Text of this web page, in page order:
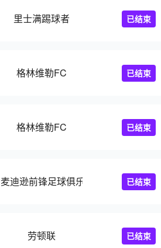
里士满踢球者 已结束
格林维勒FC 已结束
格林维勒FC 已结束
麦迪逊前锋足球俱乐部 已结束
劳顿联 已结束